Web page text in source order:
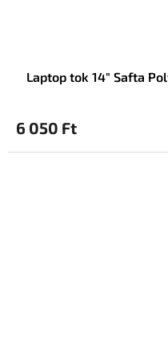
Laptop tok 14" Safta
6 050 Ft